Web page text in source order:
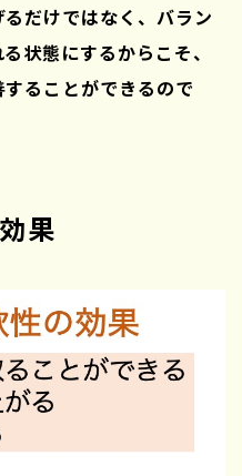
だけではなく、バラン
状態にするからこそ、
ることができるので
果